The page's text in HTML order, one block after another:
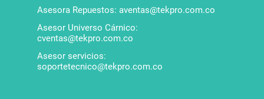
Asesora Repuestos: aventas@tekpro.com.co
Asesor Universo Cárnico:
cventas@tekpro.com.co
Asesor servicios:
soportetecnico@tekpro.com.co